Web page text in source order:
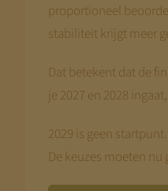
proportioneel
stabiliteit krijgt meer
Dat betekent dat de
je 2027 en 2028
2029 is geen startpunt.
De keuzes moeten